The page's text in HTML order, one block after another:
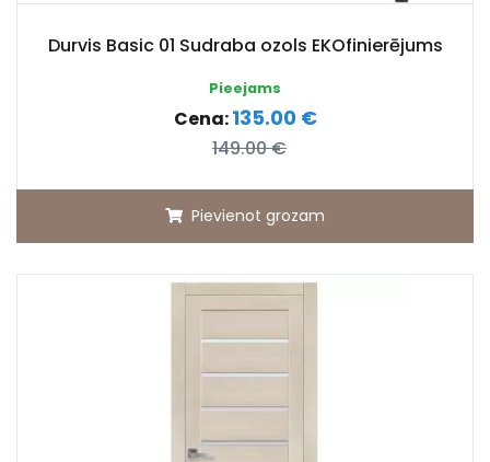
Durvis Basic 01 Sudraba ozols EKOfinierējums
Pieejams
Cena:135.00 €
149.00 €
Pievienot grozam